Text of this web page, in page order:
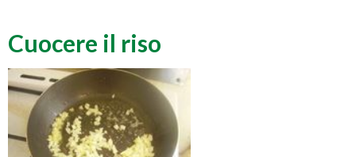
Cuocere il riso